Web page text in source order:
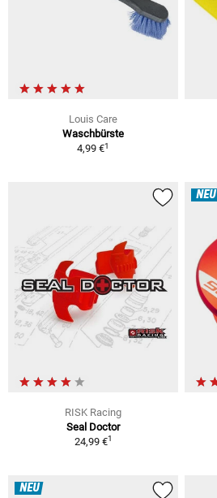
Louis Care
Waschbürste
4,99 €1
RISK Racing
Seal Doctor
24,99 €1
NEU
NEU